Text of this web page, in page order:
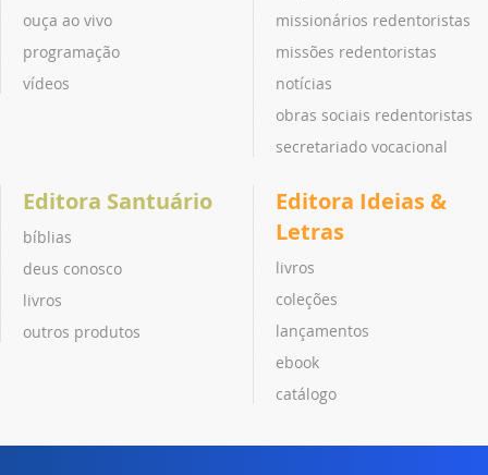
ouça ao vivo
programação
vídeos
missionários redentoristas
missões redentoristas
notícias
obras sociais redentoristas
secretariado vocacional
Editora Santuário
bíblias
deus conosco
livros
outros produtos
Editora Ideias &
Letras
livros
coleções
lançamentos
ebook
catálogo